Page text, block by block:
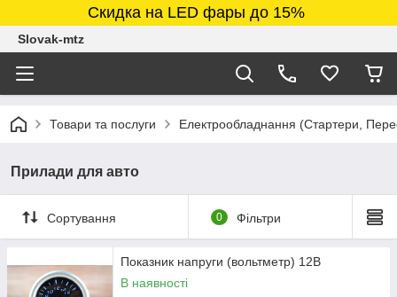
Скидка на LED фары до 15%
Slovak-mtz
Товари та послуги Електрообладнання (Стартери,
Прилади для авто
Сортування 0 Фільтри
Показник напруги (вольтметр) 12В
В наявності